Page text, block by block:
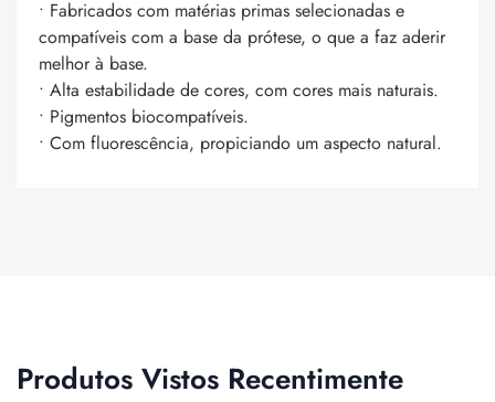
• Fabricados com matérias primas selecionadas e
compatíveis com a base da prótese, o que a faz aderir
melhor à base.
• Alta estabilidade de cores, com cores mais naturais.
• Pigmentos biocompatíveis.
• Com fluorescência, propiciando um aspecto natural.
Produtos Vistos Recentimente